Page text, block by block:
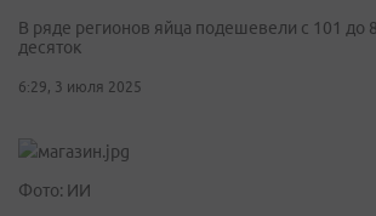
В ряде регионов яйца подешевели с 101 до
десяток
6:29, 3 июля 2025
Фото: ИИ